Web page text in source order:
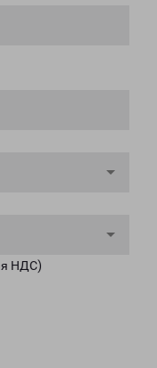
НДС)